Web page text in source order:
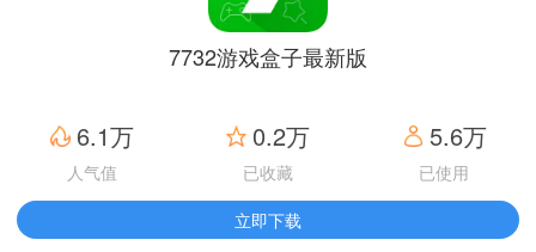
7732游戏盒子最新版
6.1万
人气值
0.2万
已收藏
5.6万
已使用
立即下载